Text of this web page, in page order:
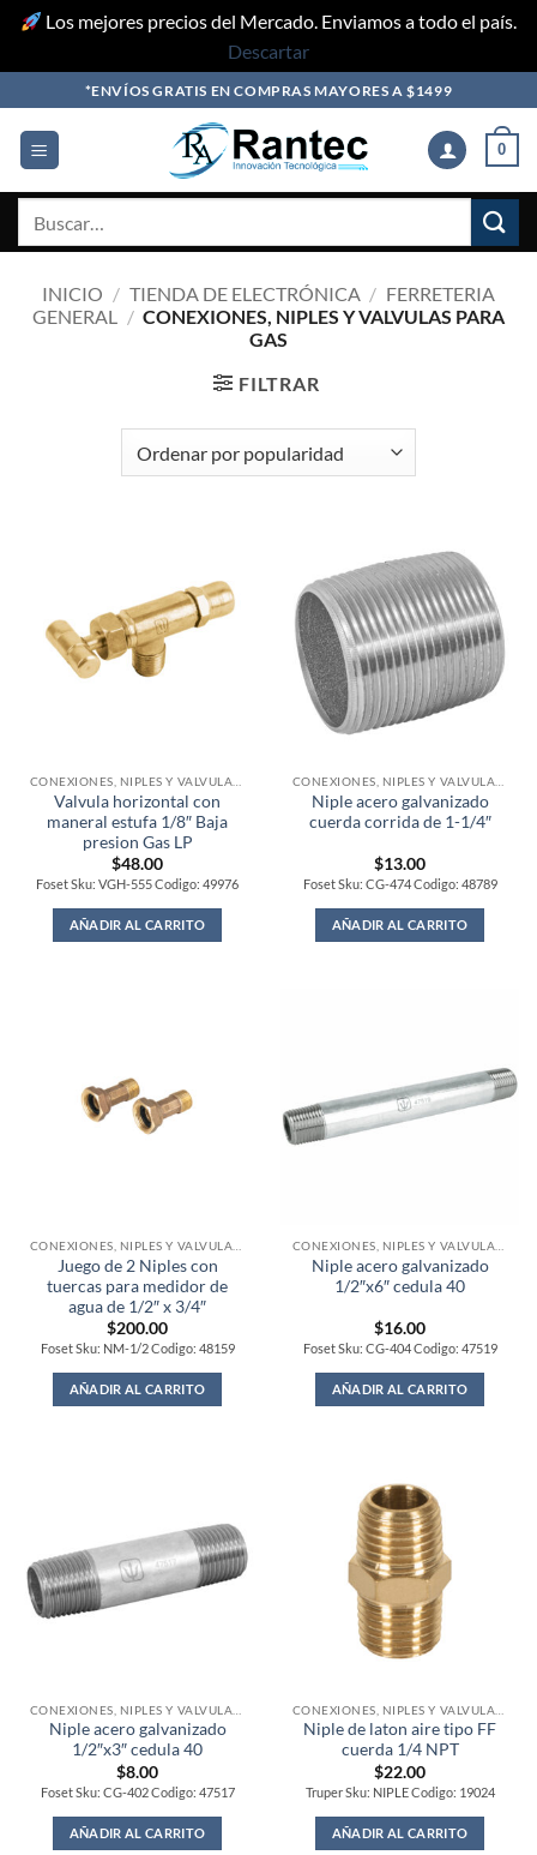
Los mejores precios del Mercado. Enviamos a todo el país.
Descartar
to
content
*ENVÍOS GRATIS EN COMPRAS MAYORES A $1499
0
INICIO / TIENDA DE ELECTRÓNICA / FERRETERIA
GENERAL / CONEXIONES, NIPLES Y VALVULAS PARA
GAS
FILTRAR
Valvula horizontal con
maneral estufa 1/8″ Baja
presion Gas LP
$48.00
Foset Sku: VGH-555 Codigo: 49976
AÑADIR AL CARRITO
Niple acero galvanizado
cuerda corrida de 1-1/4″
$13.00
Foset Sku: CG-474 Codigo: 48789
AÑADIR AL CARRITO
Juego de 2 Niples con
tuercas para medidor de
agua de 1/2″ x 3/4″
$200.00
Foset Sku: NM-1/2 Codigo: 48159
AÑADIR AL CARRITO
Niple acero galvanizado
1/2″x6″ cedula 40
$16.00
Foset Sku: CG-404 Codigo: 47519
AÑADIR AL CARRITO
Niple acero galvanizado
1/2″x3″ cedula 40
$8.00
Foset Sku: CG-402 Codigo: 47517
AÑADIR AL CARRITO
Niple de laton aire tipo FF
cuerda 1/4 NPT
$22.00
Truper Sku: NIPLE Codigo: 19024
AÑADIR AL CARRITO